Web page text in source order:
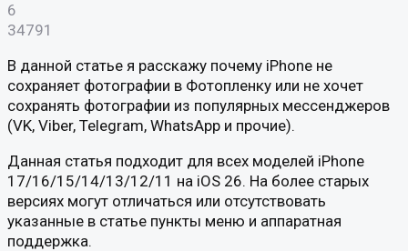
6
34791
В данной статье я расскажу почему iPhone не
сохраняет фотографии в Фотопленку или не хочет
сохранять фотографии из популярных мессенджеров
(VK, Viber, Telegram, WhatsApp и прочие).
Данная статья подходит для всех моделей iPhone
17/16/15/14/13/12/11 на iOS 26. На более старых
версиях могут отличаться или отсутствовать
указанные в статье пункты меню и аппаратная
поддержка.